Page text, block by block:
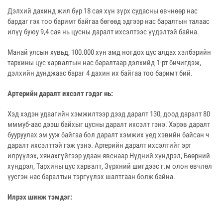
Дэлхий дахинд жил бүр 18 сая хүн зүрх судасны өвчнөөр нас
бардаг гэх тоо баримт байгаа бөгөөд эдгээр нас баралтын талаас
илүү буюу 9,4 сая нь цусны даралт ихсэлтээс үүдэлтэй байна.
Манай улсын хувьд, 100.000 хүн амд ногдох цус алдах хэлбэрийн
тархины цус харвалтын нас баралтаар дэлхийд 1-рт бичигдэж,
дэлхийн дунджаас бараг 4 дахин их байгаа тоо баримт бий.
Артерийн даралт ихсэлт гэдэг нь:
Хэд хэдэн удаагийн хэмжилтээр дээд даралт 130, доод даралт 80
мммуб-аас дээш байхыг цусны даралт ихсэлт гэнэ. Хэрэв даралт
бууруулах эм ууж байгаа бол даралт хэмжих үед хэвийн байсан ч
даралт ихсэлттэй гэж үзнэ. Артерийн даралт ихсэлтийг эрт
илрүүлэх, хянахгүйгээр удаан явснаар Нүдний хүндрэл, Бөөрний
хүндрэл, Тархины цус харвалт, Зүрхний шигдээс г.м олон өвчлөл
үусгэн нас баралтын тэргүүлэх шалтгаан болж байна.
Илрэх шинж тэмдэг: